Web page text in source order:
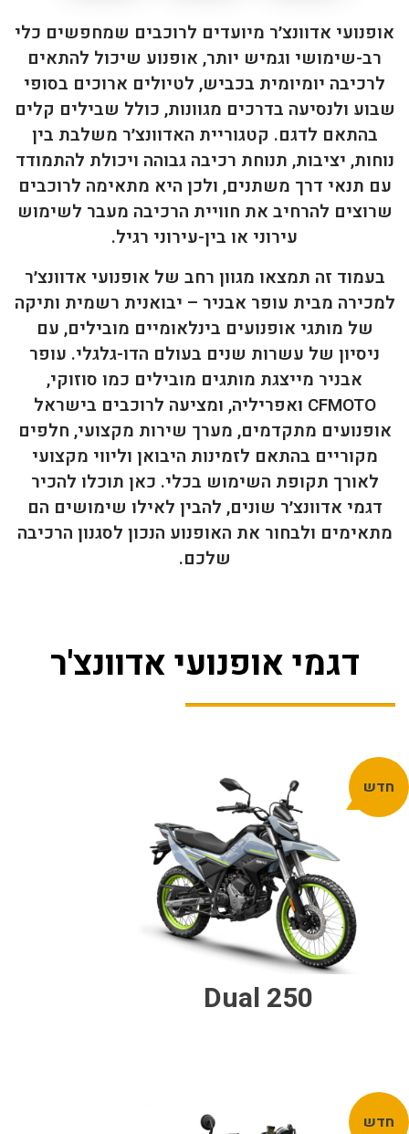
אופנועי אדוונצ׳ר מיועדים לרוכבים שמחפשים כלי
רב-שימושי וגמיש יותר, אופנוע שיכול להתאים
לרכיבה יומיומית בכביש, לטיולים ארוכים בסופי
שבוע ולנסיעה בדרכים מגוונות, כולל שבילים קלים
בהתאם לדגם. קטגוריית האדוונצ׳ר משלבת בין
נוחות, יציבות, תנוחת רכיבה גבוהה ויכולת להתמודד
עם תנאי דרך משתנים, ולכן היא מתאימה לרוכבים
שרוצים להרחיב את חוויית הרכיבה מעבר לשימוש
עירוני או בין-עירוני רגיל.
בעמוד זה תמצאו מגוון רחב של אופנועי אדוונצ׳ר
למכירה מבית עופר אבניר – יבואנית רשמית ותיקה
של מותגי אופנועים בינלאומיים מובילים, עם
ניסיון של עשרות שנים בעולם הדו-גלגלי. עופר
אבניר מייצגת מותגים מובילים כמו סוזוקי,
CFMOTO ואפריליה, ומציעה לרוכבים בישראל
אופנועים מתקדמים, מערך שירות מקצועי, חלפים
מקוריים בהתאם לזמינות היבואן וליווי מקצועי
לאורך תקופת השימוש בכלי. כאן תוכלו להכיר
דגמי אדוונצ׳ר שונים, להבין לאילו שימושים הם
מתאימים ולבחור את האופנוע הנכון לסגנון הרכיבה
שלכם.
דגמי אופנועי אדוונצ'ר
Dual 250
חדש
חדש